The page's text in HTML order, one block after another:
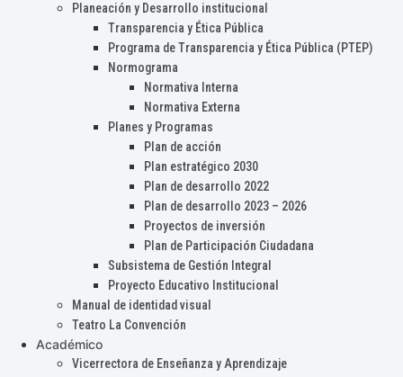
Planeación y Desarrollo institucional
Transparencia y Ética Pública
Programa de Transparencia y Ética Pública (PTEP)
Normograma
Normativa Interna
Normativa Externa
Planes y Programas
Plan de acción
Plan estratégico 2030
Plan de desarrollo 2022
Plan de desarrollo 2023 – 2026
Proyectos de inversión
Plan de Participación Ciudadana
Subsistema de Gestión Integral
Proyecto Educativo Institucional
Manual de identidad visual
Teatro La Convención
Académico
Vicerrectora de Enseñanza y Aprendizaje